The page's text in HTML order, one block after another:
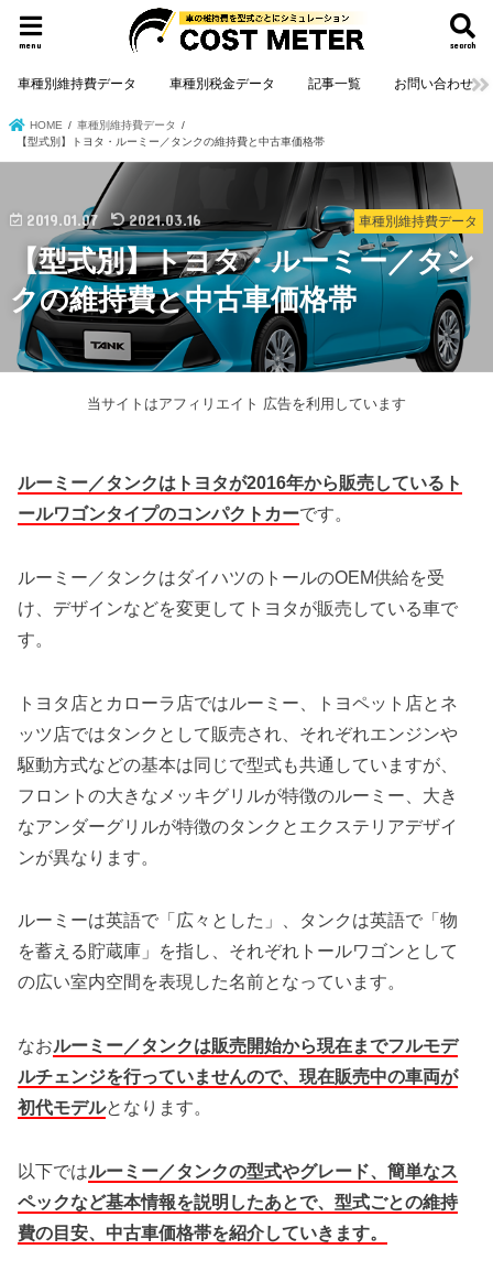
search
menu
車種別維持費データ 車種別税金データ 記事一覧 お問い合わせ
HOME
車種別維持費データ
【型式別】トヨタ・ルーミー／タンクの維持費と中古車価格帯
車種別維持費データ
2019.01.07 2021.03.16
【型式別】トヨタ・ルーミー／タン
クの維持費と中古車価格帯
当サイトはアフィリエイト 広告を利用しています
ルーミー／タンクはトヨタが2016年から販売しているト
ールワゴンタイプのコンパクトカーです。
ルーミー／タンクはダイハツのトールのOEM供給を受
け、デザインなどを変更してトヨタが販売している車で
す。
トヨタ店とカローラ店ではルーミー、トヨペット店とネ
ッツ店ではタンクとして販売され、それぞれエンジンや
駆動方式などの基本は同じで型式も共通していますが、
フロントの大きなメッキグリルが特徴のルーミー、大き
なアンダーグリルが特徴のタンクとエクステリアデザイ
ンが異なります。
ルーミーは英語で「広々とした」、タンクは英語で「物
を蓄える貯蔵庫」を指し、それぞれトールワゴンとして
の広い室内空間を表現した名前となっています。
なおルーミー／タンクは販売開始から現在までフルモデ
ルチェンジを行っていませんので、現在販売中の車両が
初代モデルとなります。
以下ではルーミー／タンクの型式やグレード、簡単なス
ペックなど基本情報を説明したあとで、型式ごとの維持
費の目安、中古車価格帯を紹介していきます。